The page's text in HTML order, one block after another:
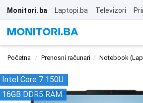
Monitori.ba Laptopi.ba Televizori
Početna Prenosni računari Notebook
Intel Core 7 150U
16GB DDR5 RAM